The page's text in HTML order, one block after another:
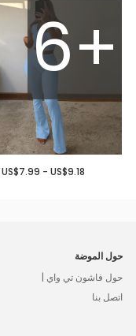
6+
US$7.99 - US$9.18
حول الموضة
حول فاشون تي واي |
اتصل بنا